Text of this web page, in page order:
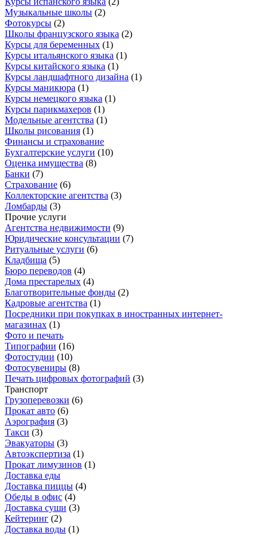
Музыкальные школы (2)
Фотокурсы (2)
Школы французского языка (2)
Курсы для беременных (1)
Курсы итальянского языка (1)
Курсы китайского языка (1)
Курсы ландшафтного дизайна (1)
Курсы маникюра (1)
Курсы немецкого языка (1)
Курсы парикмахеров (1)
Модельные агентства (1)
Школы рисования (1)
Финансы и страхование
Бухгалтерские услуги (10)
Оценка имущества (8)
Банки (7)
Страхование (6)
Коллекторские агентства (3)
Ломбарды (3)
Прочие услуги
Агентства недвижимости (9)
Юридические консультации (7)
Ритуальные услуги (6)
Кладбища (5)
Бюро переводов (4)
Дома престарелых (4)
Благотворительные фонды (2)
Кадровые агентства (1)
Посредники при покупках в иностранных интернет-
магазинах (1)
Фото и печать
Типографии (16)
Фотостудии (10)
Фотосувениры (8)
Печать цифровых фотографий (3)
Транспорт
Грузоперевозки (6)
Прокат авто (6)
Аэрография (3)
Такси (3)
Эвакуаторы (3)
Автоэкспертиза (1)
Прокат лимузинов (1)
Доставка еды
Доставка пиццы (4)
Обеды в офис (4)
Доставка суши (3)
Кейтеринг (2)
Доставка воды (1)